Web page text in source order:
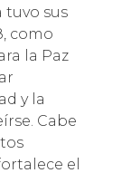
tuvo sus
como
la Paz
y la
Cabe
el